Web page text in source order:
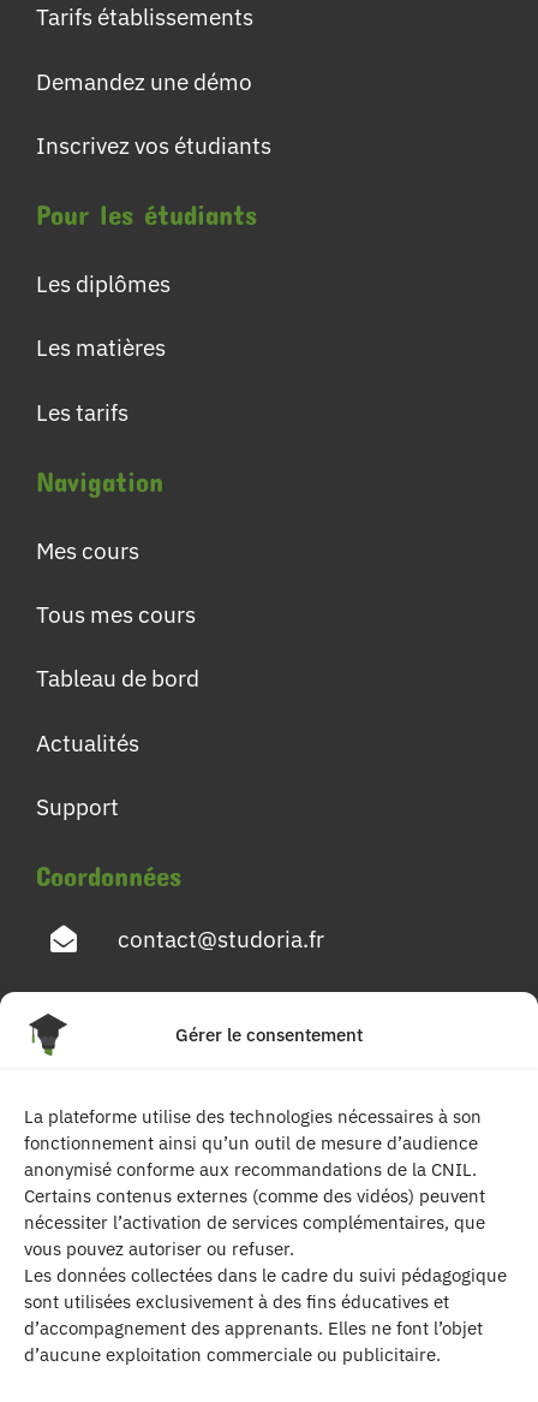
Gérer le consentement
La plateforme utilise des technologies nécessaires à son
fonctionnement ainsi qu’un outil de mesure d’audience
anonymisé conforme aux recommandations de la CNIL.
Certains contenus externes (comme des vidéos) peuvent
nécessiter l’activation de services complémentaires, que
vous pouvez autoriser ou refuser.
Les données collectées dans le cadre du suivi pédagogique
sont utilisées exclusivement à des fins éducatives et
d’accompagnement des apprenants. Elles ne font l’objet
d’aucune exploitation commerciale ou publicitaire.
Tarifs établissements
Demandez une démo
Inscrivez vos étudiants
Pour les étudiants
Les diplômes
Les matières
Les tarifs
Navigation
Mes cours
Tous mes cours
Tableau de bord
Actualités
Support
Coordonnées
contact@studoria.fr
4 Rue Georges Pompidou
Suivez-nous
| Les contenus publiés sur ce site sont